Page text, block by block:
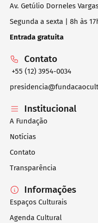
Av. Getúlio Dorneles
Segunda a sexta | 8h às
Entrada gratuita
Contato
+55 (12) 3954-0034
Institucional
A Fundação
Notícias
Contato
Transparência
Informações
Espaços Culturais
Agenda Cultural